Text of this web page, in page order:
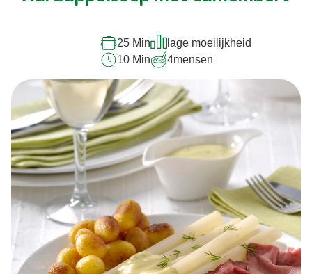
25 Min
lage moeilijkheid
10 Min
4mensen